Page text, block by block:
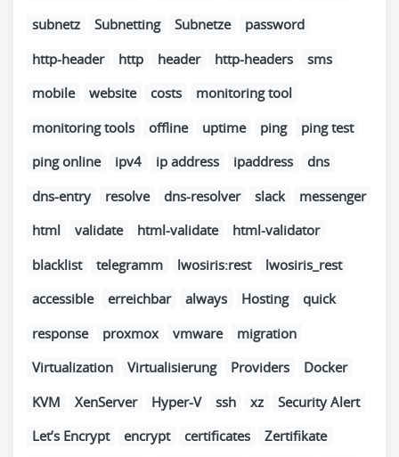
subnetz
Subnetting Subnetze
password
http-header
http header http-headers
sms
mobile
website costs
monitoring tool
monitoring tools
offline uptime ping
ping test
ping online
ipv4 ip address ipaddress
dns
dns-entry
resolve dns-resolver slack
messenger
html
validate html-validate
html-validator
blacklist
telegramm lwosiris:rest
lwosiris_rest
accessible
erreichbar always Hosting
quick
response
proxmox vmware
migration
Virtualization
Virtualisierung Providers
Docker
KVM
XenServer Hyper-V ssh xz
Security Alert
Let’s Encrypt
encrypt certificates
Zertifikate